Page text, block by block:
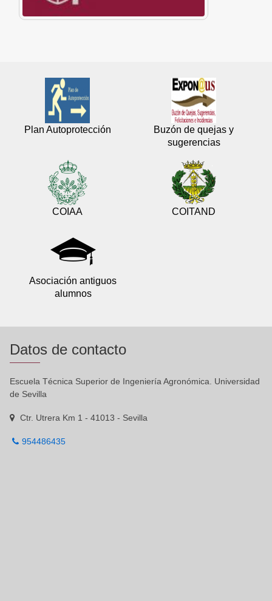
Plan Autoprotección
Buzón de quejas y
sugerencias
COIAA COITAND
Asociación antiguos
alumnos
Datos de contacto
Escuela Técnica Superior de Ingeniería Agronómica. Universidad
de Sevilla
Ctr. Utrera Km 1 - 41013 - Sevilla
954486435